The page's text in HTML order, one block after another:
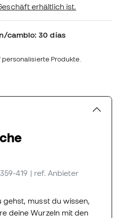
erhältlich ist.
cambio: 30 días
Produkte.
419 | ref. Anbieter
gehst, musst du wissen,
deine Wurzeln mit den